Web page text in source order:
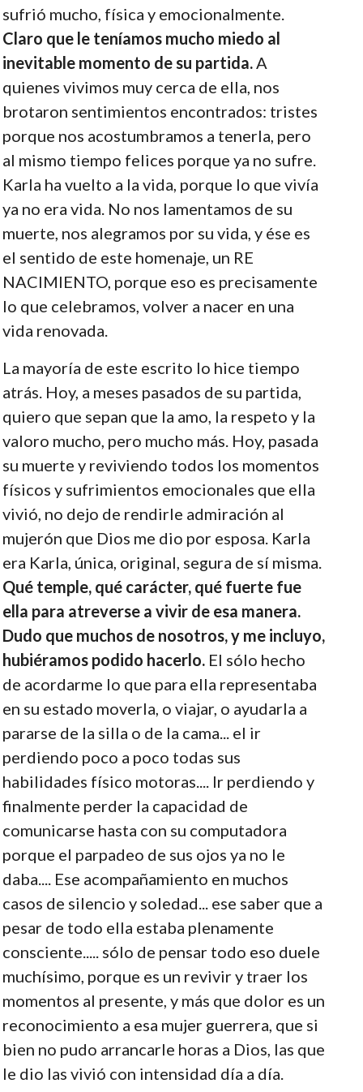
sufrió mucho, física y emocionalmente.
Claro que le teníamos mucho miedo al
inevitable momento de su partida.A
quienes vivimos muy cerca de ella, nos
brotaron sentimientos encontrados: tristes
porque nos acostumbramos a tenerla, pero
al mismo tiempo felices porque ya no sufre.
Karla ha vuelto a la vida, porque lo que vivía
ya no era vida. No nos lamentamos de su
muerte, nos alegramos por su vida, y ése es
el sentido de este homenaje, un RE
NACIMIENTO, porque eso es precisamente
lo que celebramos, volver a nacer en una
vida renovada.
La mayoría de este escrito lo hice tiempo
atrás. Hoy, a meses pasados de su partida,
quiero que sepan que la amo, la respeto y la
valoro mucho, pero mucho más. Hoy, pasada
su muerte y reviviendo todos los momentos
físicos y sufrimientos emocionales que ella
vivió, no dejo de rendirle admiración al
mujerón que Dios me dio por esposa. Karla
era Karla, única, original, segura de sí misma.
Qué temple, qué carácter, qué fuerte fue
ella para atreverse a vivir de esa manera.
Dudo que muchos de nosotros, y me incluyo,
hubiéramos podido hacerlo.El sólo hecho
de acordarme lo que para ella representaba
en su estado moverla, o viajar, o ayudarla a
pararse de la silla o de la cama... el ir
perdiendo poco a poco todas sus
habilidades físico motoras.... Ir perdiendo y
finalmente perder la capacidad de
comunicarse hasta con su computadora
porque el parpadeo de sus ojos ya no le
daba.... Ese acompañamiento en muchos
casos de silencio y soledad... ese saber que a
pesar de todo ella estaba plenamente
consciente..... sólo de pensar todo eso duele
muchísimo, porque es un revivir y traer los
momentos al presente, y más que dolor es un
reconocimiento a esa mujer guerrera, que si
bien no pudo arrancarle horas a Dios, las que
le dio las vivió con intensidad día a día.